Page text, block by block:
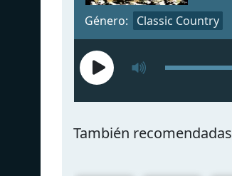
Género: Classic Country
También recomendadas